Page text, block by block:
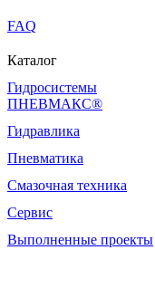
FAQ
Каталог
Гидросистемы
ПНЕВМАКС®
Гидравлика
Пневматика
Смазочная техника
Сервис
Выполненные проекты